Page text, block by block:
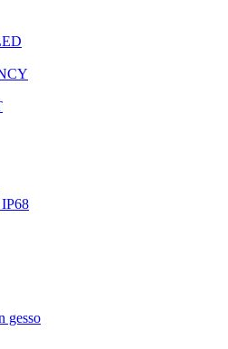
gesso